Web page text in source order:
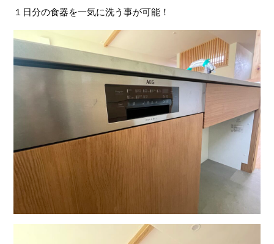
１日分の食器を一気に洗う事が可能！